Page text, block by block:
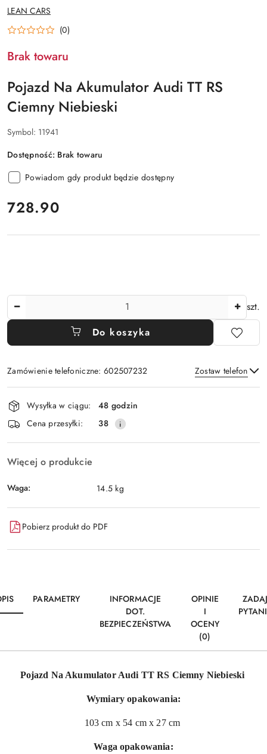
NAZWA
PRODUCENTA:
LEAN CARS
(0)
Brak towaru
Pojazd Na Akumulator Audi TT RS
Ciemny Niebieski
Symbol: 11941
Dostępność: Brak towaru
Powiadom gdy produkt będzie dostępny
cena:
728.90
szt.
Do koszyka
Zamówienie telefoniczne: 602507232 Zostaw telefon
Wyślij
Dostępność
i
dostawa
Wysyłka w ciągu:
48 godzin
Cena przesyłki:
38
Więcej o produkcie
Waga: 14.5 kg
Pobierz produkt do PDF
PARAMETRY
INFORMACJE
DOT.
BEZPIECZEŃSTWA
OPINIE
I
OCENY
(0)
Pojazd Na Akumulator Audi TT RS Ciemny Niebieski
Wymiary opakowania:
103 cm x 54 cm x 27 cm
Waga opakowania: